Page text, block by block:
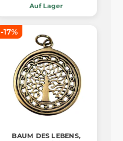
Auf Lager
-17%
BAUM DES LEBENS,